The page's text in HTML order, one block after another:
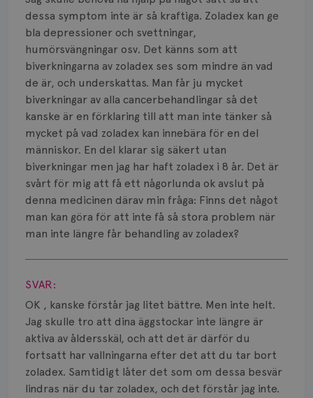
dessa symptom inte är så kraftiga. Zoladex kan ge
bla depressioner och svettningar,
humörsvängningar osv. Det känns som att
biverkningarna av zoladex ses som mindre än vad
de är, och underskattas. Man får ju mycket
biverkningar av alla cancerbehandlingar så det
kanske är en förklaring till att man inte tänker så
mycket på vad zoladex kan innebära för en del
människor. En del klarar sig säkert utan
biverkningar men jag har haft zoladex i 8 år. Det är
svårt för mig att få ett någorlunda ok avslut på
denna medicinen därav min fråga: Finns det något
man kan göra för att inte få så stora problem när
man inte längre får behandling av zoladex?
Visa svar
SVAR:
OK , kanske förstår jag litet bättre. Men inte helt.
Jag skulle tro att dina äggstockar inte längre är
aktiva av åldersskäl, och att det är därför du
fortsatt har vallningarna efter det att du tar bort
zoladex. Samtidigt låter det som om dessa besvär
lindras när du tar zoladex, och det förstår jag inte.
Typ av bröstcancer
Smärta
Prognos
Risker
Spridd bröstcancer
Strålning
Vätska